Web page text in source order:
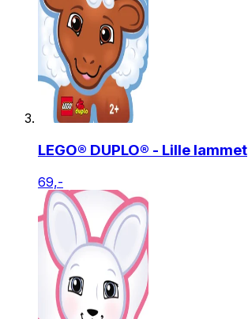
LEGO® DUPLO® - Lille lammet
69,-